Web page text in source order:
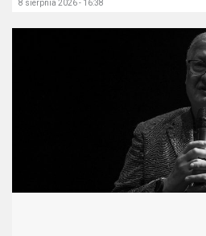
8 sierpnia 2026 - 16:38